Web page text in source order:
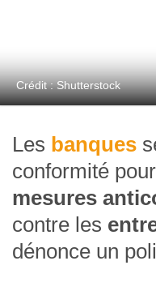
Crédit : Shutterstock
Les banques
conformité
mesures
contre les
dénonce un